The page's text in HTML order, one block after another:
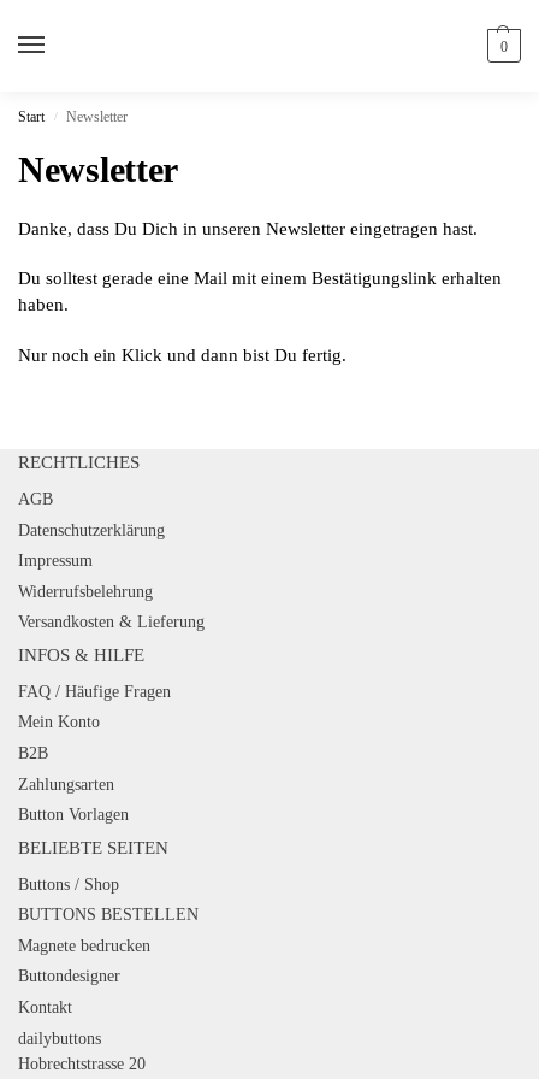
0
Start / Newsletter
Newsletter
Danke, dass Du Dich in unseren Newsletter eingetragen hast.
Du solltest gerade eine Mail mit einem Bestätigungslink erhalten
haben.
Nur noch ein Klick und dann bist Du fertig.
RECHTLICHES
AGB
Datenschutzerklärung
Impressum
Widerrufsbelehrung
Versandkosten & Lieferung
INFOS & HILFE
FAQ / Häufige Fragen
Mein Konto
B2B
Zahlungsarten
Button Vorlagen
BELIEBTE SEITEN
Buttons / Shop
BUTTONS BESTELLEN
Magnete bedrucken
Buttondesigner
Kontakt
dailybuttons
Hobrechtstrasse 20